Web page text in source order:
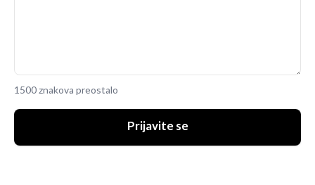
1500 znakova preostalo
Prijavite se